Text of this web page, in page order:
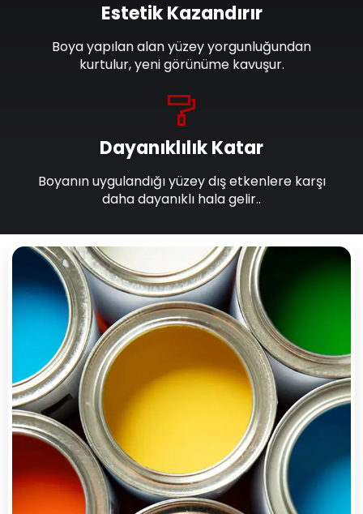
Dayanıklılık Katar
Boyanın uygulandığı yüzey dış etkenlere karşı
daha dayanıklı hala gelir..
Estetik Kazandırır
Boya yapılan alan yüzey yorgunluğundan
kurtulur, yeni görünüme kavuşur.